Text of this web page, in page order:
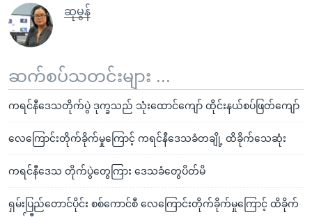
ဆုမွန်
ဆက်စပ်သတင်းများ ...
ကရင်နီဒေသတိုက်ပွဲ ဒုက္ခသည် သုံးထောင်ကျော် ထိုင်းနယ်စပ်ဖြတ်ကျော်
လေကြောင်းတိုက်ခိုက်မှုကြောင့် ကရင်နီဒေသခံတချို့ ထိခိုက်သေဆုံး
ကရင်နီဒေသ တိုက်ပွဲတွေကြား ဒေသခံတွေပိတ်မိ
ရှမ်းပြည်တောင်ပိုင်း စစ်ကောင်စီ လေကြောင်းတိုက်ခိုက်မှုကြောင့် ထိခိုက်